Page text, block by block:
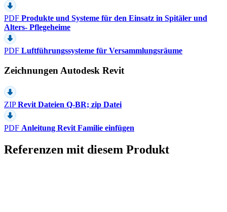
PDF Produkte und Systeme für den Einsatz in Spitäler und
Alters- Pflegeheime
PDF Luftführungssysteme für Versammlungsräume
Zeichnungen Autodesk Revit
ZIP Revit Dateien Q-BR; zip Datei
PDF Anleitung Revit Familie einfügen
Referenzen mit diesem Produkt